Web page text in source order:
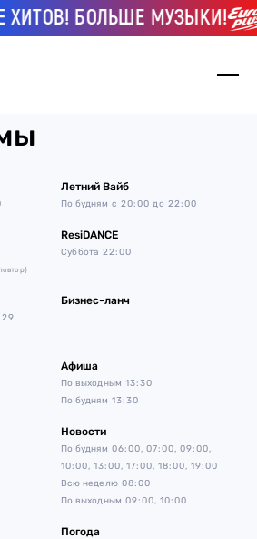
БОЛЬШЕ МУЗЫКИ!
Летний Вайб
По будням с 20:00 до 22:00
ResiDANCE
Суббота 22:00
Бизнес-ланч
Афиша
По выходным 13:30
По будням 13:30
Новости
По будням 06:00, 07:00, 09:00,
10:00, 13:00, 17:00, 18:00, 19:00
Всю неделю 08:00
По выходным 09:00, 10:00
Погода